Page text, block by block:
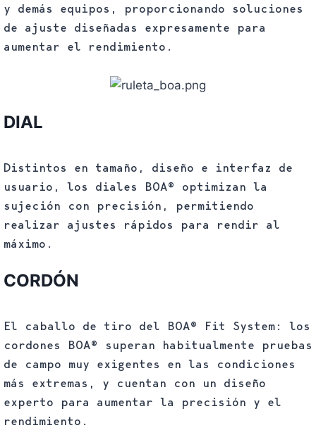
y demás equipos, proporcionando soluciones
de ajuste diseñadas expresamente para
aumentar el rendimiento.
DIAL
Distintos en tamaño, diseño e interfaz de
usuario, los diales BOA® optimizan la
sujeción con precisión, permitiendo
realizar ajustes rápidos para rendir al
máximo.
CORDÓN
El caballo de tiro del BOA® Fit System: los
cordones BOA® superan habitualmente pruebas
de campo muy exigentes en las condiciones
más extremas, y cuentan con un diseño
experto para aumentar la precisión y el
rendimiento.